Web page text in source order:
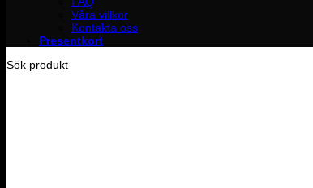
Våra villkor
Kontakta oss
Presentkort
Sök produkt